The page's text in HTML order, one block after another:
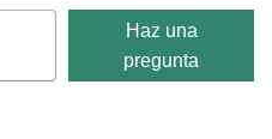
Haz una
pregunta